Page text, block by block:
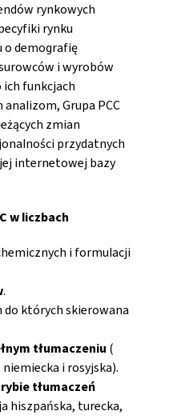
rynkowych
rynku
o demografię
i wyrobów
funkcjach
Grupa PCC
zmian
przydatnych
internetowej bazy
w liczbach
i formulacji
.
do których skierowana
tłumaczeniu (
i rosyjska).
tłumaczeń
hiszpańska, turecka,